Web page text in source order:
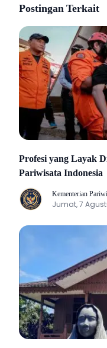
Postingan Terkait
Profesi yang Layak
Pariwisata Indonesia
K
Kementerian
Jumat, 7